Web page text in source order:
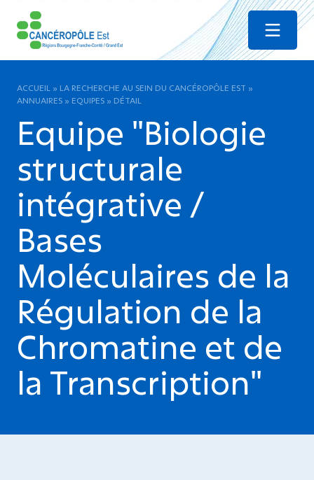
Menu
ACCUEIL » LA RECHERCHE AU SEIN DU CANCÉROPÔLE EST »
ANNUAIRES » EQUIPES » DÉTAIL
Equipe "Biologie
structurale
intégrative /
Bases
Moléculaires de la
Régulation de la
Chromatine et de
la Transcription"